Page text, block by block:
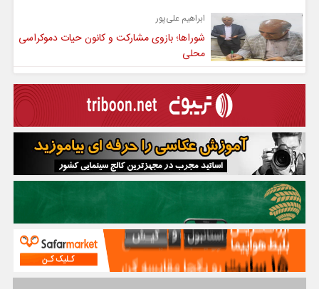
ابراهیم علی‌پور
شوراها؛ بازوی مشارکت و کانون حیات دموکراسی
محلی